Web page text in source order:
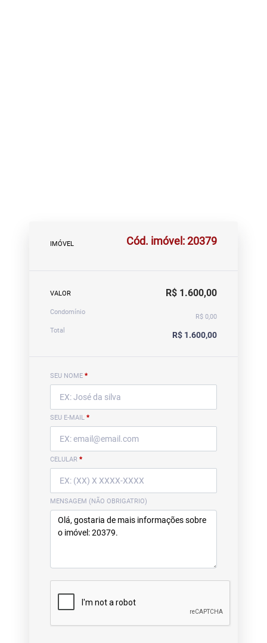
IMÓVEL Cód. imóvel: 20379
VALOR R$ 1.600,00
Condomínio
R$ 0,00
Total
R$ 1.600,00
SEU NOME *
SEU E-MAIL *
CELULAR *
MENSAGEM (NÃO OBRIGATRIO)